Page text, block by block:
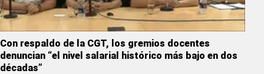
Con respaldo de la CGT, los gremios docentes
denuncian “el nivel salarial histórico más bajo en dos
décadas”